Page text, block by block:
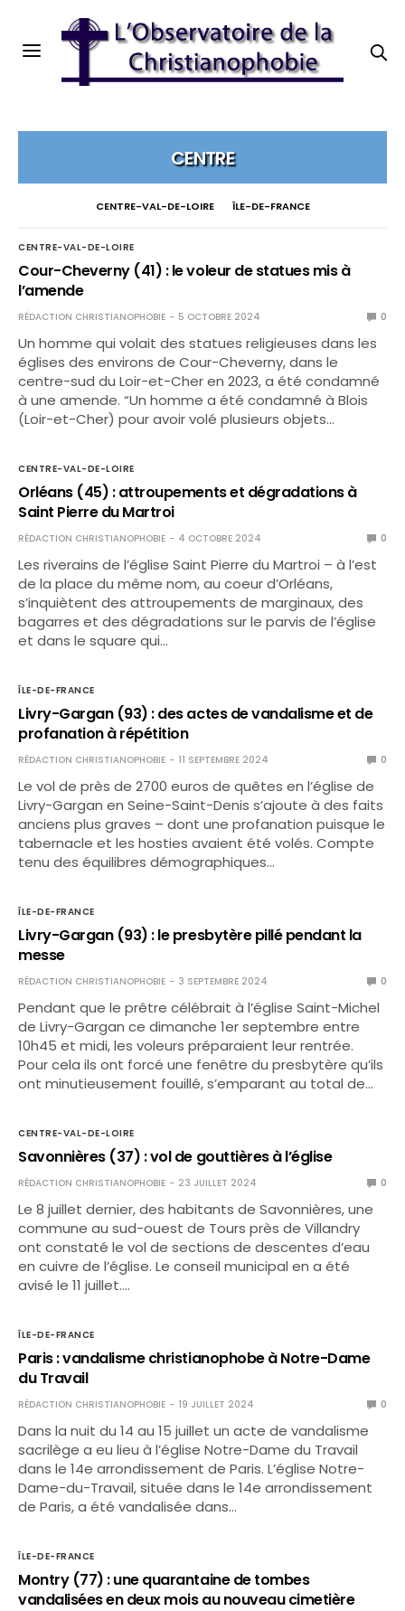
CENTRE
CENTRE-VAL-DE-LOIRE ÎLE-DE-FRANCE
CENTRE-VAL-DE-LOIRE
Cour-Cheverny (41) : le voleur de statues mis à
l’amende
RÉDACTION CHRISTIANOPHOBIE 5 OCTOBRE 2024 0
Un homme qui volait des statues religieuses dans les
églises des environs de Cour-Cheverny, dans le
centre-sud du Loir-et-Cher en 2023, a été condamné
à une amende. “Un homme a été condamné à Blois
(Loir-et-Cher) pour avoir volé plusieurs objets…
CENTRE-VAL-DE-LOIRE
Orléans (45) : attroupements et dégradations à
Saint Pierre du Martroi
RÉDACTION CHRISTIANOPHOBIE 4 OCTOBRE 2024 0
Les riverains de l’église Saint Pierre du Martroi – à l’est
de la place du même nom, au coeur d’Orléans,
s’inquiètent des attroupements de marginaux, des
bagarres et des dégradations sur le parvis de l’église
et dans le square qui…
ÎLE-DE-FRANCE
Livry-Gargan (93) : des actes de vandalisme et de
profanation à répétition
RÉDACTION CHRISTIANOPHOBIE 11 SEPTEMBRE 2024 0
Le vol de près de 2700 euros de quêtes en l’église de
Livry-Gargan en Seine-Saint-Denis s’ajoute à des faits
anciens plus graves – dont une profanation puisque le
tabernacle et les hosties avaient été volés. Compte
tenu des équilibres démographiques…
ÎLE-DE-FRANCE
Livry-Gargan (93) : le presbytère pillé pendant la
messe
RÉDACTION CHRISTIANOPHOBIE 3 SEPTEMBRE 2024 0
Pendant que le prêtre célébrait à l’église Saint-Michel
de Livry-Gargan ce dimanche 1er septembre entre
10h45 et midi, les voleurs préparaient leur rentrée.
Pour cela ils ont forcé une fenêtre du presbytère qu’ils
ont minutieusement fouillé, s’emparant au total de…
CENTRE-VAL-DE-LOIRE
Savonnières (37) : vol de gouttières à l’église
RÉDACTION CHRISTIANOPHOBIE 23 JUILLET 2024 0
Le 8 juillet dernier, des habitants de Savonnières, une
commune au sud-ouest de Tours près de Villandry
ont constaté le vol de sections de descentes d’eau
en cuivre de l’église. Le conseil municipal en a été
avisé le 11 juillet.…
ÎLE-DE-FRANCE
Paris : vandalisme christianophobe à Notre-Dame
du Travail
RÉDACTION CHRISTIANOPHOBIE 19 JUILLET 2024 0
Dans la nuit du 14 au 15 juillet un acte de vandalisme
sacrilège a eu lieu à l’église Notre-Dame du Travail
dans le 14e arrondissement de Paris. L’église Notre-
Dame-du-Travail, située dans le 14e arrondissement
de Paris, a été vandalisée dans…
ÎLE-DE-FRANCE
Montry (77) : une quarantaine de tombes
vandalisées en deux mois au nouveau cimetière